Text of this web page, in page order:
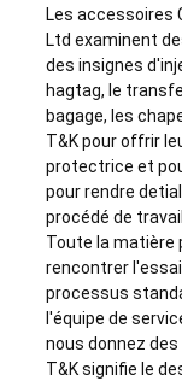
Les accessoires
Ltd examinent
des insignes
hagtag, le
bagage, les
T&K pour offrir
protectrice et
pour rendre
procédé de
Toute la matière
rencontrer
processus
l'équipe de
nous donnez
T&K signifie le